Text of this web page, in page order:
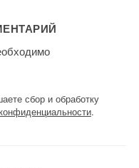
сбор и обработку
.